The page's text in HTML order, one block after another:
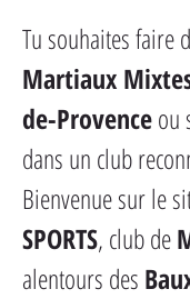
Tu souhaites faire
Martiaux
de-Provence ou
dans un club
Bienvenue sur le
SPORTS, club de
alentours des